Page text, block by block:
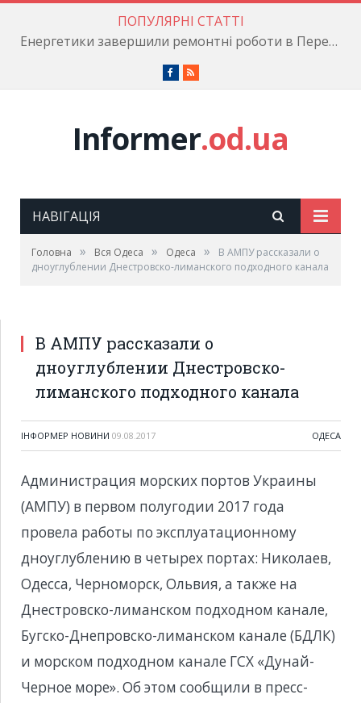
ПОПУЛЯРНІ СТАТТІ
Енергетики завершили ремонтні роботи в Пересипському районі
Facebook
RSS
Informer.od.ua
НАВІГАЦІЯ
Головна » Вся Одеса » Одеса »
В АМПУ рассказали о
дноуглублении Днестровско-лиманского подходного канала
В АМПУ рассказали о
дноуглублении Днестровско-
лиманского подходного канала
ІНФОРМЕР НОВИНИ 09.08.2017 ОДЕСА
Администрация морских портов Украины
(АМПУ) в первом полугодии 2017 года
провела работы по эксплуатационному
дноуглублению в четырех портах: Николаев,
Одесса, Черноморск, Ольвия, а также на
Днестровско-лиманском подходном канале,
Бугско-Днепровско-лиманском канале (БДЛК)
и морском подходном канале ГСХ «Дунай-
Черное море». Об этом сообщили в пресс-